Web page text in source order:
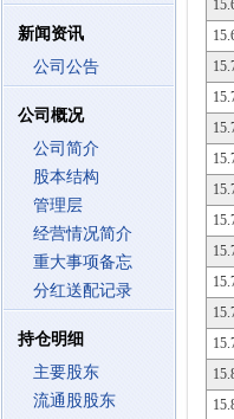
新闻资讯
公司公告
公司概况
公司简介
股本结构
管理层
经营情况简介
重大事项备忘
分红送配记录
持仓明细
主要股东
流通股股东